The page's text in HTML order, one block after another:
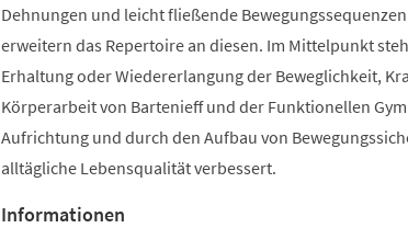
Dehnungen und leicht fließende
erweitern das Repertoire an diesen. Im Mittelpunkt
Erhaltung oder Wiedererlangung der Beweglichkeit,
Körperarbeit von Bartenieff und der Funktionellen
Aufrichtung und durch den Aufbau von
alltägliche Lebensqualität verbessert.
Informationen